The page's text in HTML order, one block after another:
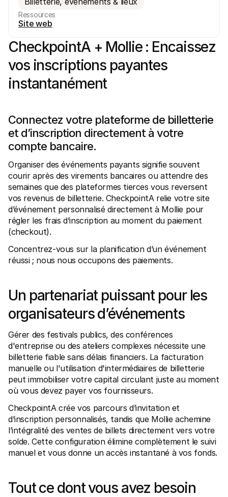
Ressources
Site web
CheckpointA + Mollie : Encaissez
vos inscriptions payantes
instantanément
Connectez votre plateforme de billetterie
et d’inscription directement à votre
compte bancaire.
Organiser des événements payants signifie souvent
courir après des virements bancaires ou attendre des
semaines que des plateformes tierces vous reversent
vos revenus de billetterie. CheckpointA relie votre site
d’événement personnalisé directement à Mollie pour
régler les frais d’inscription au moment du paiement
(checkout).
Concentrez-vous sur la planification d’un événement
réussi ; nous nous occupons des paiements.
Un partenariat puissant pour les
organisateurs d’événements
Gérer des festivals publics, des conférences
d'entreprise ou des ateliers complexes nécessite une
billetterie fiable sans délais financiers. La facturation
manuelle ou l'utilisation d'intermédiaires de billetterie
peut immobiliser votre capital circulant juste au moment
où vous devez payer vos fournisseurs.
CheckpointA crée vos parcours d’invitation et
d’inscription personnalisés, tandis que Mollie achemine
l’intégralité des ventes de billets directement vers votre
solde. Cette configuration élimine complètement le suivi
manuel et vous donne un accès instantané à vos fonds.
Tout ce dont vous avez besoin
Ressources techniques
Portail développeurs
Découvrez les ressources de développement et les mises à
Communauté Discord
Rejoignez notre communauté de développeurs
Lisez
À propos de Mollie
Tarifs
Consultez nos tarifs
À propos
Notre histoire et nos valeurs
Actualités
Lire les dernières actualités de
Mollie
Nous rejoindre
Rejoignez notre équipe - nous
recrutons !
Contact
Découvrez pourquoi Mollie figure sur votre relevé bancaire
Pour les clients Mollie
Contactez notre équipe support